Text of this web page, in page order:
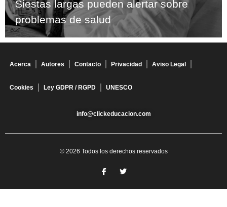
Siestas largas pueden alertar sobre
problemas de salud
Acerca Autores Contacto Privacidad Aviso Legal
Cookies Ley GDPR / RGPD UNESCO
info@clickeducacion.com
© 2026 Todos los derechos reservados